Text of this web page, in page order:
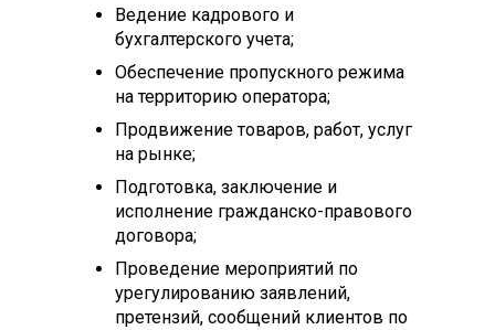
Ведение кадрового и
бухгалтерского учета;
Обеспечение пропускного режима
на территорию оператора;
Продвижение товаров, работ, услуг
на рынке;
Подготовка, заключение и
исполнение гражданско-правового
договора;
Проведение мероприятий по
урегулированию заявлений,
претензий, сообщений клиентов по